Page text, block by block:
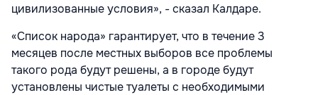
цивилизованные условия», - сказал Калдаре.
«Список народа» гарантирует, что в течение 3
месяцев после местных выборов все проблемы
такого рода будут решены, а в городе будут
установлены чистые туалеты с необходимыми